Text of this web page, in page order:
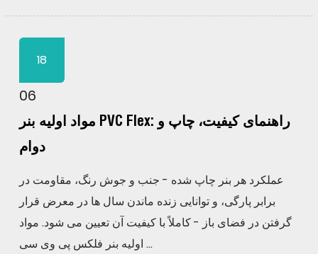
18
06
مواد اولیه بنر PVC Flex: راهنمای کیفیت، چاپ و
دوام
عملکرد هر بنر چاپ شده - جنب و جوش رنگ، مقاومت در
برابر پارگی، و توانایی زنده ماندن سال ها در معرض قرار
گرفتن در فضای باز - کاملاً با کیفیت آن تعیین می شود. مواد
اولیه بنر فلکس پی وی سی ...